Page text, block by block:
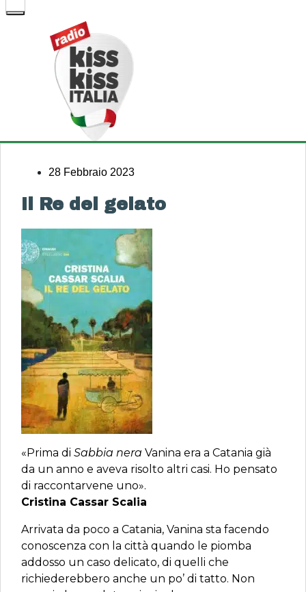
28 Febbraio 2023
Il Re del gelato
«Prima di Sabbia nera Vanina era a Catania già
da un anno e aveva risolto altri casi. Ho pensato
di raccontarvene uno».
Cristina Cassar Scalia
Arrivata da poco a Catania, Vanina sta facendo
conoscenza con la città quando le piomba
addosso un caso delicato, di quelli che
richiederebbero anche un po’ di tatto. Non